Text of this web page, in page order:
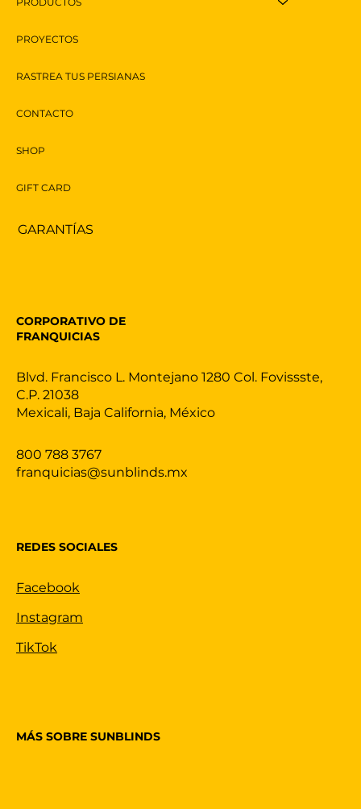
Funcionalidad en un Solo Click
PROYECTOS
RASTREA TUS PERSIANAS
CONTACTO
SHOP
GIFT CARD
GARANTÍAS
800 788 3767
franquicias@sunblinds.mx
Blvd. Francisco L. Montejano 1280 Col. Fovissste,
C.P. 21038
Mexicali, Baja California, México
CORPORATIVO DE
FRANQUICIAS
REDES SOCIALES
Facebook
Instagram
TikTok
MÁS SOBRE SUNBLINDS